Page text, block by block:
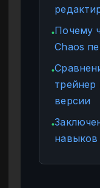
●Почему
Chaos
●
трейнер
версии
●
навыков